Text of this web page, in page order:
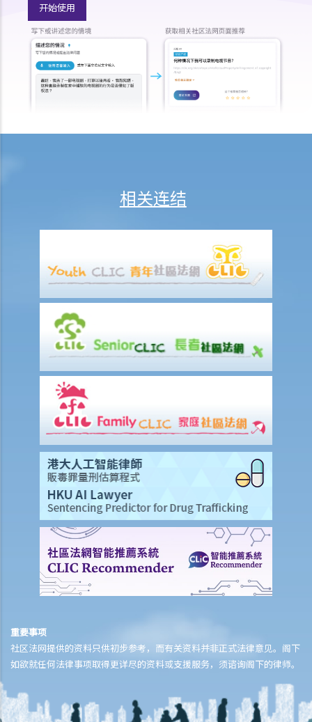
我的家人在意外中身亡。我可否代表死者展开人身伤亡诉讼？在控告犯
错的一方之前，我需要依循甚么程序？
损害赔偿陈述书
涉及致命意外的申索
死因裁判法庭有甚么作用？
因工受伤以及有关补偿
在甚么情况下，雇主不需要为其雇员的工伤负上赔偿责任？
我的配偶在工作时因意外而死亡，我或我的家人可获哪些赔偿？
我在工作时因遇到意外而受伤及导致伤残，我或我的家人可获哪些赔
除上述的赔偿外，我可否就工伤而获得其他赔偿（例如医药费）？
工伤或有关意外之报告
雇主向劳工处报告与工作有关的意外之时限是多久？
雇员可否向劳工处报告与工作有关的意外？
其他有关工伤的事项
如何安排支付工伤赔偿？
若然我不能与雇主和平地解决工伤赔偿问题，将案件呈交法院的时限是
多久？
若然我对条例所给予的补偿感到不满，或者我认为雇主忽略了应有的安
全措施，我可否进一步提出申索？
受保人已失踪了数年，其保单受益人可否向保险公司索取死亡赔偿？
在处理索偿时，保险公司会否接受中医发出的医疗报告 / 医生纸？
我为同一项目（如住院或家居意外）购买了数份保险。我可否从所有保
单索取全数保额，或只可索取实际开支或损失？人寿保险的死亡赔偿会
医疗保险
开始使用
相关连结
重要事项
社区法网提供的资料只供初步参考，而有关资料并非正式法律意见。阁下
如欲就任何法律事项取得更详尽的资料或支援服务，须谘询阁下的律师。